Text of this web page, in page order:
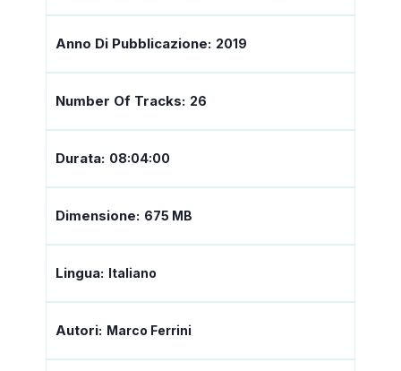
Anno Di Pubblicazione: 2019
Number Of Tracks: 26
Durata: 08:04:00
Dimensione: 675 MB
Lingua: Italiano
Autori: Marco Ferrini